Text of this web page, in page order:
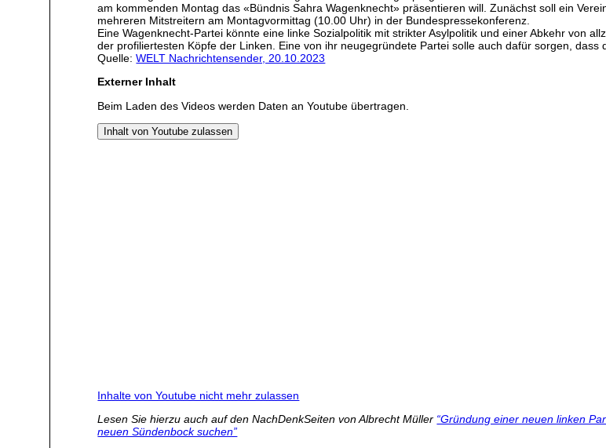
am kommenden Montag das «Bündnis Sahra Wagenknecht» präsentieren will. Zunächst soll ein
mehreren Mitstreitern am Montagvormittag (10.00 Uhr) in der Bundespressekonferenz.
Eine Wagenknecht-Partei könnte eine linke Sozialpolitik mit strikter Asylpolitik und einer Abkehr von
der profiliertesten Köpfe der Linken. Eine von ihr neugegründete Partei solle auch dafür sorgen, dass
Quelle:WELT Nachrichtensender, 20.10.2023
Externer Inhalt
Beim Laden des Videos werden Daten an Youtube übertragen.
Inhalt von Youtube zulassen
Inhalte von Youtube nicht mehr zulassen
Lesen Sie hierzu auch auf den NachDenkSeiten von Albrecht Müller “Gründung einer neuen linken
neuen Sündenbock suchen”